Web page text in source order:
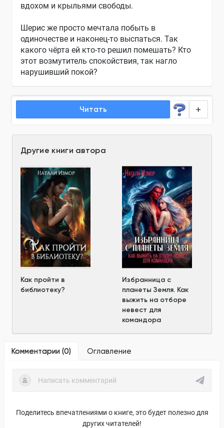
вдохом и крыльями свободы.
Шерис же просто мечтала побыть в
одиночестве и наконец-то выспаться. Так
какого чёрта ей кто-то решил помешать? Кто
этот возмутитель спокойствия, так нагло
нарушивший покой?
Читать
Другие книги автора
Как пройти в
библиотеку?
Избранница с
планеты Земля. Как
выжить на отборе
невест для
командора
Комментарии (0) Оглавление
Поделитесь впечатлениями о книге, это будет полезно для
других читателей!